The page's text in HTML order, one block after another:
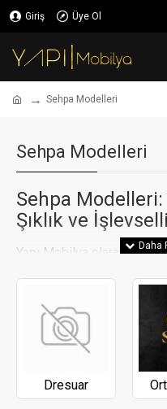
Giriş Üye Ol
Sehpa Modelleri
Sehpa Modelleri
Sehpa Modelleri:
Şıklık ve
Yapı Mobilya olarak,
köşesinde
yönelik geniş sehpa
tamamlayabilirsiniz.
etmeniz gereken tüm
sunduğu avantajları bu
GENIŞ SEHPA MODELI
Dresuar